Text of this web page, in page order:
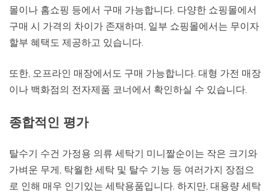
몰이나 홈쇼핑 등에서 구매 가능합니다. 다양한 쇼핑몰에서
구매 시 가격의 차이가 존재하며, 일부 쇼핑몰에서는 무이자
할부 혜택도 제공하고 있습니다.
또한, 오프라인 매장에서도 구매 가능합니다. 대형 가전 매장
이나 백화점의 전자제품 코너에서 확인하실 수 있습니다.
종합적인 평가
탈수기 수건 가정용 의류 세탁기 미니짤순이는 작은 크기와
가벼운 무게, 탁월한 세탁 및 탈수 기능 등 여러가지 장점으
로 인해 매우 인기있는 세탁용품입니다. 하지만, 대용량 세탁